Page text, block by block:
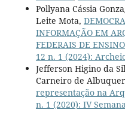
Pollyana Cássia
Leite Mota,
INFORMAÇÃO EM
FEDERAIS DE
12 n. 1 (2024):
Jefferson Higino da
Carneiro de
representação na
n. 1 (2020): IV